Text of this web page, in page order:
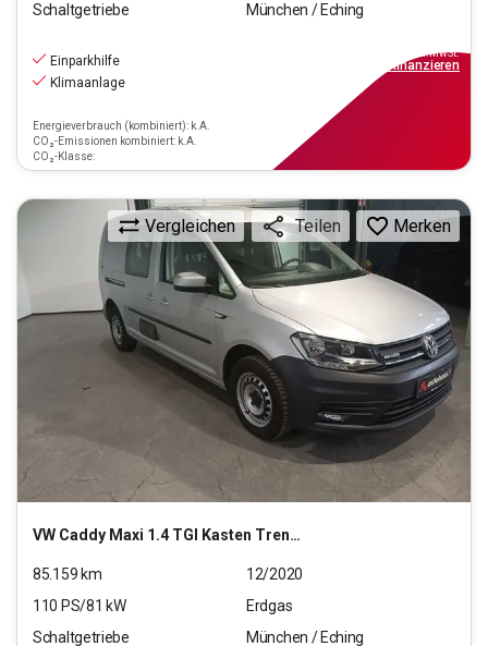
Schaltgetriebe
München / Eching
Einparkhilfe
Klimaanlage
Energieverbrauch (kombiniert): k.A.
CO₂-Emissionen kombiniert: k.A.
CO₂-Klasse:
inkl.MwSt.
finanzieren
VW Caddy Maxi 1.4 TGI Kasten Trendline
Vergleichen Teilen Merken
85.159 km
12/2020
110 PS/81 kW
Erdgas
Schaltgetriebe
München / Eching